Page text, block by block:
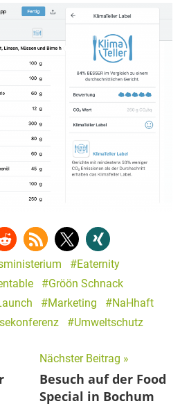
Eaternity
Gröön Schnack
Marketing
NaHhaft
Umweltschutz
Nächster Beitrag
Besuch auf der Food
Special in Bochum